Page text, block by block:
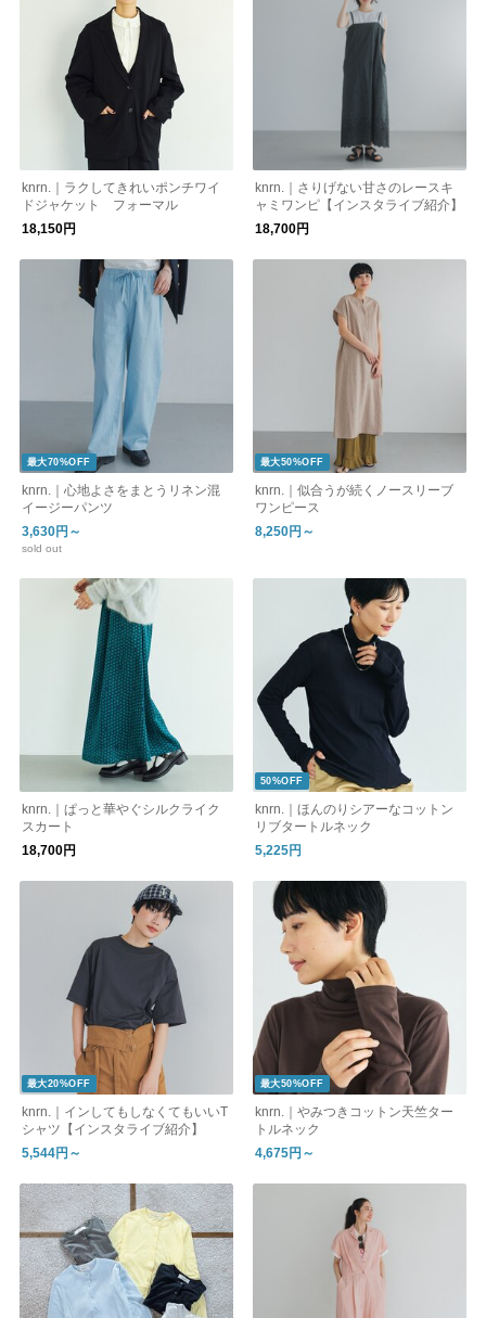
knrn.｜ラクしてきれいポンチワイ
ドジャケット フォーマル
18,150円
knrn.｜さりげない甘さのレースキ
ャミワンピ【インスタライブ紹介】
18,700円
最大70%OFF
knrn.｜心地よさをまとうリネン混
イージーパンツ
3,630円～
sold out
最大50%OFF
knrn.｜似合うが続くノースリーブ
ワンピース
8,250円～
knrn.｜ぱっと華やぐシルクライク
スカート
18,700円
50%OFF
knrn.｜ほんのりシアーなコットン
リブタートルネック
5,225円
最大20%OFF
knrn.｜インしてもしなくてもいいT
シャツ【インスタライブ紹介】
5,544円～
最大50%OFF
knrn.｜やみつきコットン天竺ター
トルネック
4,675円～